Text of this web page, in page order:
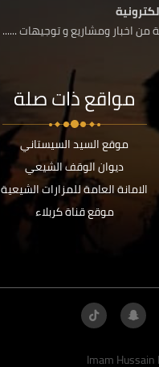
اخبار ومشاريع و توجيهات ......
مواقع ذات صلة
موقع السيد السيستاني
ديوان الوقف الشيعي
الامانة العامة للمزارات الشيعية
موقع قناة كربلاء
Imam